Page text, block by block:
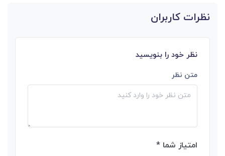
نظرات کاربران
نظر خود را بنویسید
متن نظر
امتیاز شما *